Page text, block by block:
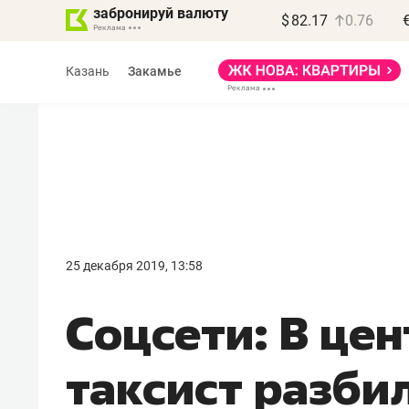
забронируй валюту $ 82.17 0.76
Казань Закамье
25 декабря 2019, 13:58
Соцсети: В
таксист
правил, бизнес может
потерять минимум